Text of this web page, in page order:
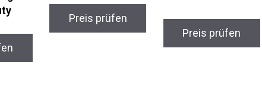
Preis prüfen
Preis prüfen